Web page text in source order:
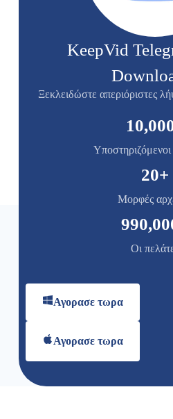
KeepVid
Ξεκλειδώστε απεριόριστες
Υποστηριζόμενοι
Μορφές
20+
Οι
Αγορασε τωρα
Αγορασε τωρα